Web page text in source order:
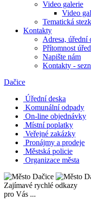
Video galerie
Video
Tematická
Kontakty
Adresa, úřední
Přítomnost
Napište nám
Kontakty -
Dačice
Úřední deska
Komunální odpady
On-line objednávky
Místní poplatky
Veřejné zakázky
Pronájmy a prodeje
Městská policie
Organizace města
Zajímavé rychlé odkazy
pro Vás ...